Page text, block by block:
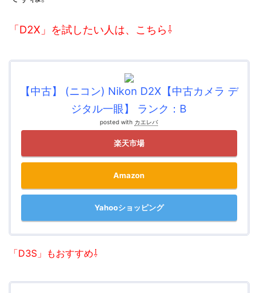
「D2X」を試したい人は、こちら⇩
【中古】 (ニコン) Nikon D2X【中古カメラ デ
ジタル一眼】 ランク：B
posted with カエレバ
楽天市場
Amazon
Yahooショッピング
「D3S」もおすすめ⇩